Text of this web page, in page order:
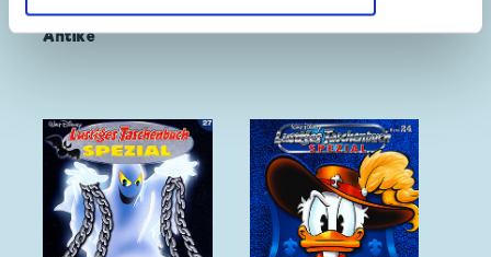
Abenteuer in der
Antike